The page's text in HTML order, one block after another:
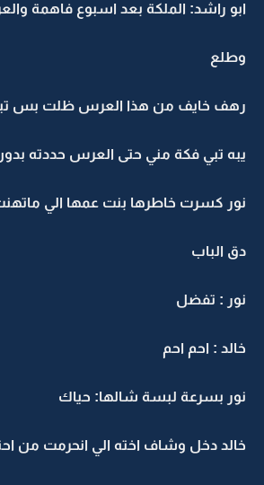
ابو راشد: الملكة بعد اسبوع فاهمة
وطلع
رهف خايف من هذا العرس ظلت بس
يبه تبي فكة مني حتى العرس حددته
نور كسرت خاطرها بنت عمها الي ماتهنت
دق الباب
نور : تفضل
خالد : احم احم
نور بسرعة لبسة شالها: حياك
خالد دخل وشاف اخته الي انحرمت من